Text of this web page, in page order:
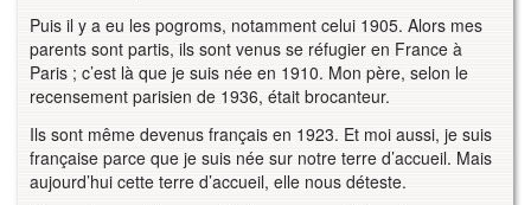
Puis il y a eu les pogroms, notamment celui 1905. Alors mes
parents sont partis, ils sont venus se réfugier en France à
Paris ; c’est là que je suis née en 1910. Mon père, selon le
recensement parisien de 1936, était brocanteur.
Ils sont même devenus français en 1923. Et moi aussi, je suis
française parce que je suis née sur notre terre d’accueil. Mais
aujourd’hui cette terre d’accueil, elle nous déteste.